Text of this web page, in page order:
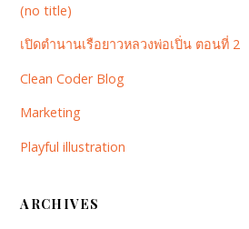
(no title)
เปิดตำนานเรือยาวหลวงพ่อเปิ่น ตอนที่ 2
Clean Coder Blog
Marketing
Playful illustration
ARCHIVES